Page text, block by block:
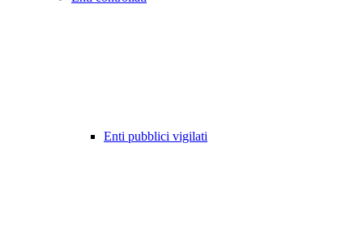
Enti pubblici vigilati